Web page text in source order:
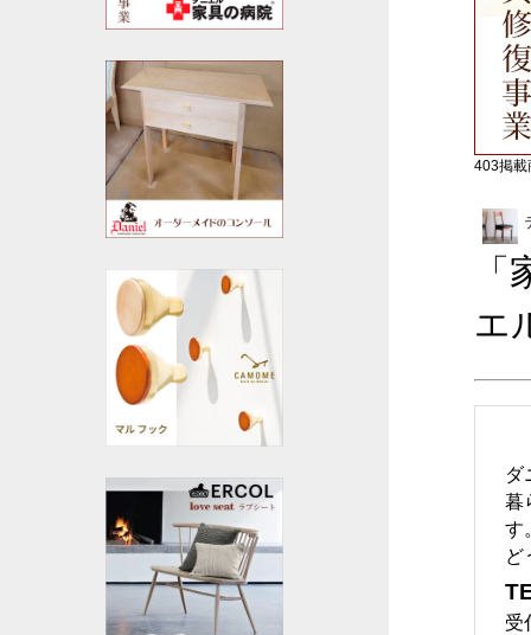
403掲載
エ
ダ
暮
す
ど
受